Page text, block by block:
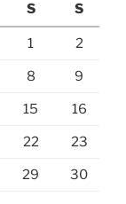
S S
1 2
8 9
15 16
22 23
29 30